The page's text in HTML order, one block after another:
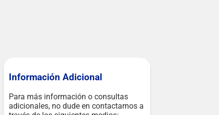
Información Adicional
Para más información o consultas
adicionales, no dude en contactarnos a